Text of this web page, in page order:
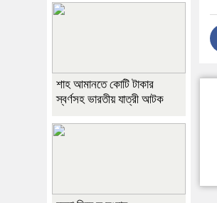
শাহ আমানতে কোটি টাকার
স্বর্ণসহ ভারতীয় যাত্রী আটক